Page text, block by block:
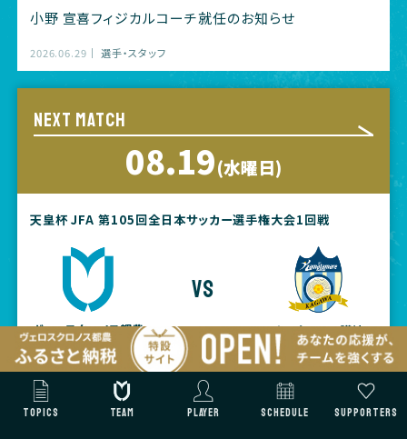
小野 宣喜フィジカルコーチ就任のお知らせ
2026.06.29 選手・スタッフ
NEXT MATCH
08.19(水曜日)
天皇杯 JFA 第105回全日本サッカー選手権大会1回戦
ヴェロスクロノス都農
vs
カマタマーレ讃岐
【開場時間】
17:00
【KICK OFF】
19:00
TOPICS TEAM PLAYER SCHEDULE SUPPORTERS